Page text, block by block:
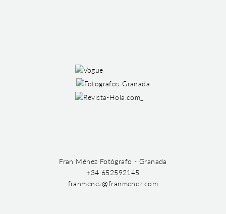
Fran Ménez Fotógrafo - Granada
+34 652592145
franmenez@franmenez.com